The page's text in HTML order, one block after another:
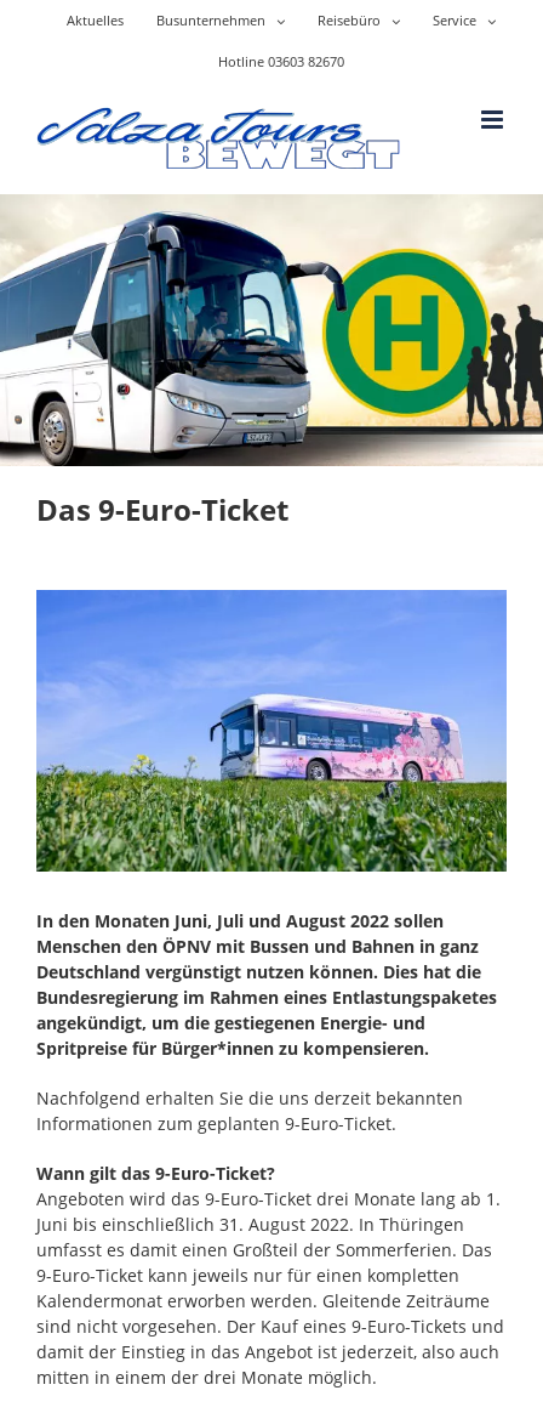
Aktuelles Busunternehmen Reisebüro Service
Hotline 03603 82670
Das 9-Euro-Ticket
In den Monaten Juni, Juli und August 2022 sollen
Menschen den ÖPNV mit Bussen und Bahnen in ganz
Deutschland vergünstigt nutzen können. Dies hat die
Bundesregierung im Rahmen eines Entlastungspaketes
angekündigt, um die gestiegenen Energie- und
Spritpreise für Bürger*innen zu kompensieren.
Nachfolgend erhalten Sie die uns derzeit bekannten
Informationen zum geplanten 9-Euro-Ticket.
Wann gilt das 9-Euro-Ticket?
Angeboten wird das 9-Euro-Ticket drei Monate lang ab 1.
Juni bis einschließlich 31. August 2022. In Thüringen
umfasst es damit einen Großteil der Sommerferien. Das
9-Euro-Ticket kann jeweils nur für einen kompletten
Kalendermonat erworben werden. Gleitende Zeiträume
sind nicht vorgesehen. Der Kauf eines 9-Euro-Tickets und
damit der Einstieg in das Angebot ist jederzeit, also auch
mitten in einem der drei Monate möglich.